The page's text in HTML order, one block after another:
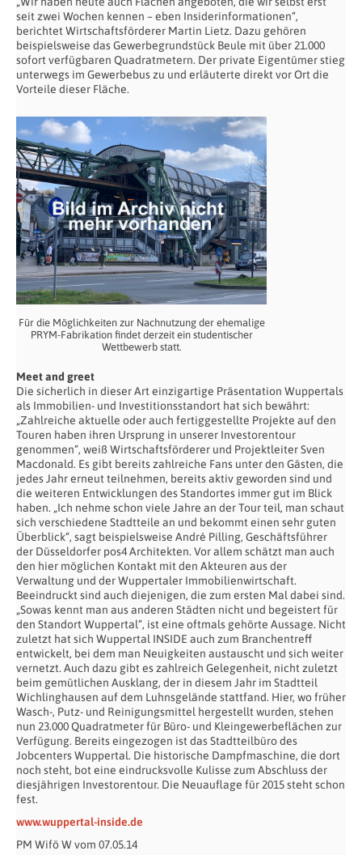
seit zwei Wochen kennen – eben Insiderinformationen“,
berichtet Wirtschaftsförderer Martin Lietz. Dazu gehören
beispielsweise das Gewerbegrundstück Beule mit über 21.000
sofort verfügbaren Quadratmetern. Der private Eigentümer stieg
unterwegs im Gewerbebus zu und erläuterte direkt vor Ort die
Vorteile dieser Fläche.
Für die Möglichkeiten zur Nachnutzung der ehemalige
PRYM-Fabrikation findet derzeit ein studentischer
Wettbewerb statt.
Meet and greet
Die sicherlich in dieser Art einzigartige Präsentation Wuppertals
als Immobilien- und Investitionsstandort hat sich bewährt:
„Zahlreiche aktuelle oder auch fertiggestellte Projekte auf den
Touren haben ihren Ursprung in unserer Investorentour
genommen“, weiß Wirtschaftsförderer und Projektleiter Sven
Macdonald. Es gibt bereits zahlreiche Fans unter den Gästen, die
jedes Jahr erneut teilnehmen, bereits aktiv geworden sind und
die weiteren Entwicklungen des Standortes immer gut im Blick
haben. „Ich nehme schon viele Jahre an der Tour teil, man schaut
sich verschiedene Stadtteile an und bekommt einen sehr guten
Überblick“, sagt beispielsweise André Pilling, Geschäftsführer
der Düsseldorfer pos4 Architekten. Vor allem schätzt man auch
den hier möglichen Kontakt mit den Akteuren aus der
Verwaltung und der Wuppertaler Immobilienwirtschaft.
Beeindruckt sind auch diejenigen, die zum ersten Mal dabei sind.
„Sowas kennt man aus anderen Städten nicht und begeistert für
den Standort Wuppertal“, ist eine oftmals gehörte Aussage. Nicht
zuletzt hat sich Wuppertal INSIDE auch zum Branchentreff
entwickelt, bei dem man Neuigkeiten austauscht und sich weiter
vernetzt. Auch dazu gibt es zahlreich Gelegenheit, nicht zuletzt
beim gemütlichen Ausklang, der in diesem Jahr im Stadtteil
Wichlinghausen auf dem Luhnsgelände stattfand. Hier, wo früher
Wasch-, Putz- und Reinigungsmittel hergestellt wurden, stehen
nun 23.000 Quadratmeter für Büro- und Kleingewerbeflächen zur
Verfügung. Bereits eingezogen ist das Stadtteilbüro des
Jobcenters Wuppertal. Die historische Dampfmaschine, die dort
noch steht, bot eine eindrucksvolle Kulisse zum Abschluss der
diesjährigen Investorentour. Die Neuauflage für 2015 steht schon
fest.
www.wuppertal-inside.de
PM Wifö W vom 07.05.14